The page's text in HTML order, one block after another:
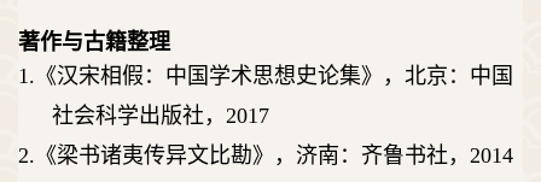
著作与古籍整理
1. 《汉宋相假：中国学术思想史论集》，北京：中国
社会科学出版社， 2017
2. 《梁书诸夷传异文比勘》，济南：齐鲁书社， 2014